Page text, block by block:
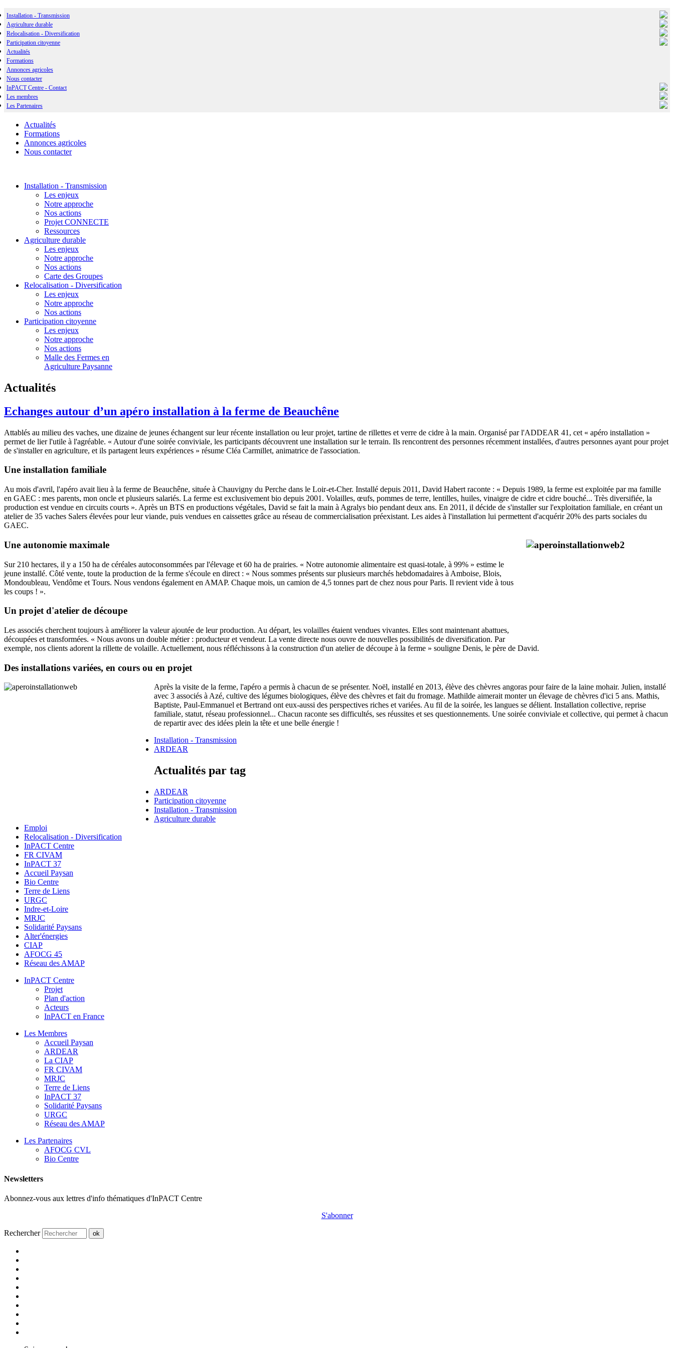
Installation - Transmission
Agriculture durable
Relocalisation - Diversification
Participation citoyenne
Actualités
Formations
Annonces agricoles
Nous contacter
InPACT Centre - Contact
Les membres
Les Partenaires
Actualités
Formations
Annonces agricoles
Nous contacter
Installation - Transmission
Les enjeux
Notre approche
Nos actions
Projet CONNECTE
Ressources
Agriculture durable
Les enjeux
Notre approche
Nos actions
Carte des Groupes
Relocalisation - Diversification
Les enjeux
Notre approche
Nos actions
Participation citoyenne
Les enjeux
Notre approche
Nos actions
Malle des Fermes en
Agriculture Paysanne
Actualités
Echanges autour d’un apéro installation à la ferme de Beauchêne
Attablés au milieu des vaches, une dizaine de jeunes échangent sur leur récente installation ou leur projet, tartine de rillettes et verre de cidre à la main. Organisé par l'ADDEAR 41, cet « apéro installation »
permet de lier l'utile à l'agréable. « Autour d'une soirée conviviale, les participants découvrent une installation sur le terrain. Ils rencontrent des personnes récemment installées, d'autres personnes ayant pour projet
de s'installer en agriculture, et ils partagent leurs expériences » résume Cléa Carmillet, animatrice de l'association.
Une installation familiale
Au mois d'avril, l'apéro avait lieu à la ferme de Beauchêne, située à Chauvigny du Perche dans le Loir-et-Cher. Installé depuis 2011, David Habert raconte : « Depuis 1989, la ferme est exploitée par ma famille
en GAEC : mes parents, mon oncle et plusieurs salariés. La ferme est exclusivement bio depuis 2001. Volailles, œufs, pommes de terre, lentilles, huiles, vinaigre de cidre et cidre bouché... Très diversifiée, la
production est vendue en circuits courts ». Après un BTS en productions végétales, David se fait la main à Agralys bio pendant deux ans. En 2011, il décide de s'installer sur l'exploitation familiale, en créant un
atelier de 35 vaches Salers élevées pour leur viande, puis vendues en caissettes grâce au réseau de commercialisation préexistant. Les aides à l'installation lui permettent d'acquérir 20% des parts sociales du
GAEC.
Une autonomie maximale
Sur 210 hectares, il y a 150 ha de céréales autoconsommées par l'élevage et 60 ha de prairies. « Notre autonomie alimentaire est quasi-totale, à 99% » estime le
jeune installé. Côté vente, toute la production de la ferme s'écoule en direct : « Nous sommes présents sur plusieurs marchés hebdomadaires à Amboise, Blois,
Mondoubleau, Vendôme et Tours. Nous vendons également en AMAP. Chaque mois, un camion de 4,5 tonnes part de chez nous pour Paris. Il revient vide à tous
les coups ! ».
Un projet d'atelier de découpe
Les associés cherchent toujours à améliorer la valeur ajoutée de leur production. Au départ, les volailles étaient vendues vivantes. Elles sont maintenant abattues,
découpées et transformées. « Nous avons un double métier : producteur et vendeur. La vente directe nous ouvre de nouvelles possibilités de diversification. Par
exemple, nos clients adorent la rillette de volaille. Actuellement, nous réfléchissons à la construction d'un atelier de découpe à la ferme » souligne Denis, le père de David.
Des installations variées, en cours ou en projet
Après la visite de la ferme, l'apéro a permis à chacun de se présenter. Noël, installé en 2013, élève des chèvres angoras pour faire de la laine mohair. Julien, installé
avec 3 associés à Azé, cultive des légumes biologiques, élève des chèvres et fait du fromage. Mathilde aimerait monter un élevage de chèvres d'ici 5 ans. Mathis,
Baptiste, Paul-Emmanuel et Bertrand ont eux-aussi des perspectives riches et variées. Au fil de la soirée, les langues se délient. Installation collective, reprise
familiale, statut, réseau professionnel... Chacun raconte ses difficultés, ses réussites et ses questionnements. Une soirée conviviale et collective, qui permet à chacun
de repartir avec des idées plein la tête et une belle énergie !
Installation - Transmission
ARDEAR
Actualités par tag
ARDEAR
Participation citoyenne
Installation - Transmission
Agriculture durable
Emploi
Relocalisation - Diversification
InPACT Centre
FR CIVAM
InPACT 37
Accueil Paysan
Bio Centre
Terre de Liens
URGC
Indre-et-Loire
MRJC
Solidarité Paysans
Alter'énergies
CIAP
AFOCG 45
Réseau des AMAP
InPACT Centre
Projet
Plan d'action
Acteurs
InPACT en France
Les Membres
Accueil Paysan
ARDEAR
La CIAP
FR CIVAM
MRJC
Terre de Liens
InPACT 37
Solidarité Paysans
URGC
Réseau des AMAP
Les Partenaires
AFOCG CVL
Bio Centre
Newsletters
Abonnez-vous aux lettres d'info thématiques d'InPACT Centre
S'abonner
Rechercher ok